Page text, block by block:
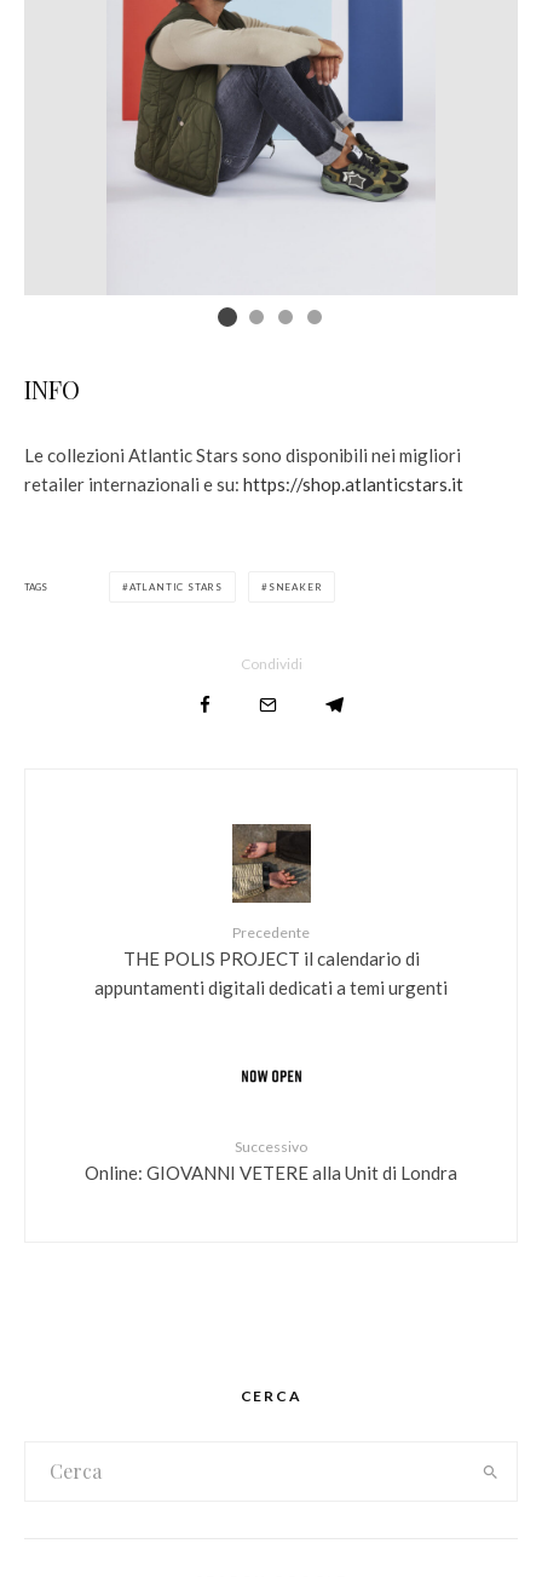
INFO
Le collezioni Atlantic Stars sono disponibili nei migliori
retailer internazionali e su: https://shop.atlanticstars.it
TAGS ATLANTIC STARS SNEAKER
Condividi
Precedente
THE POLIS PROJECT il calendario di
appuntamenti digitali dedicati a temi urgenti
Successivo
Online: GIOVANNI VETERE alla Unit di Londra
CERCA